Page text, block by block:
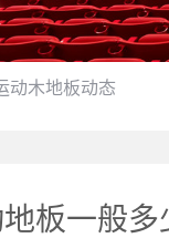
动木地板动态
板一般多